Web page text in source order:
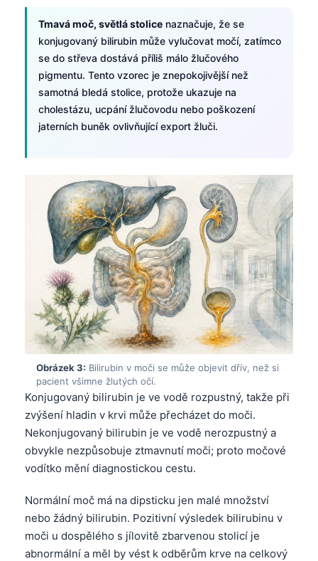
Tmavá moč, světlá stolice naznačuje, že se
konjugovaný bilirubin může vylučovat močí, zatímco
se do střeva dostává příliš málo žlučového
pigmentu. Tento vzorec je znepokojivější než
samotná bledá stolice, protože ukazuje na
cholestázu, ucpání žlučovodu nebo poškození
jaterních buněk ovlivňující export žluči.
Obrázek 3: Bilirubin v moči se může objevit dřív, než si
pacient všimne žlutých očí.
Konjugovaný bilirubin je ve vodě rozpustný, takže při
zvýšení hladin v krvi může přecházet do moči.
Nekonjugovaný bilirubin je ve vodě nerozpustný a
obvykle nezpůsobuje ztmavnutí moči; proto močové
vodítko mění diagnostickou cestu.
Normální moč má na dipsticku jen malé množství
nebo žádný bilirubin. Pozitivní výsledek bilirubinu v
moči u dospělého s jílovitě zbarvenou stolicí je
abnormální a měl by vést k odběrům krve na celkový